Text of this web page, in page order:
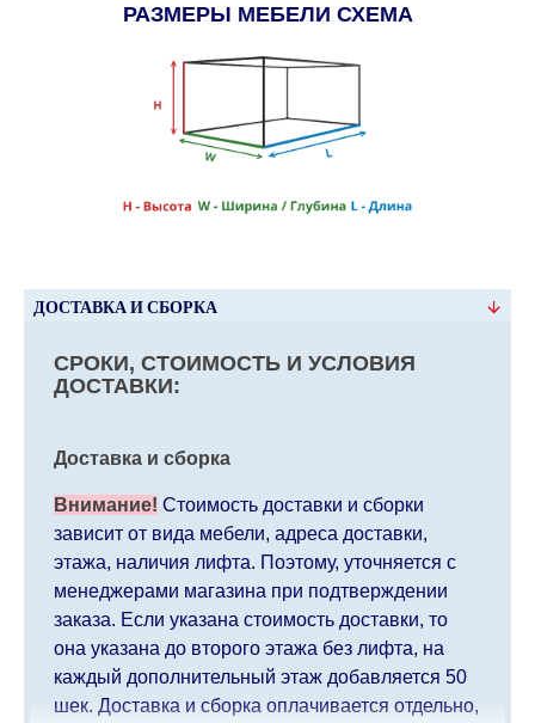
РАЗМЕРЫ МЕБЕЛИ СХЕМА
ДОСТАВКА И СБОРКА
СРОКИ, СТОИМОСТЬ И УСЛОВИЯ
ДОСТАВКИ:
Доставка и сборка
Внимание! Стоимость доставки и сборки
зависит от вида мебели, адреса доставки,
этажа, наличия лифта. Поэтому, уточняется с
менеджерами магазина при подтверждении
заказа. Если указана стоимость доставки, то
она указана до второго этажа без лифта, на
каждый дополнительный этаж добавляется 50
шек. Доставка и сборка оплачивается отдельно,